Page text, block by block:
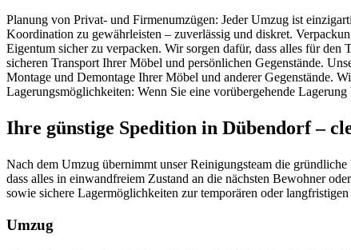
Planung von Privat- und Firmenumzügen: Jeder Umzug ist
Koordination zu gewährleisten – zuverlässig und diskret.
Eigentum sicher zu verpacken. Wir sorgen dafür, dass alles für
sicheren Transport Ihrer Möbel und persönlichen Gegenstände.
Montage und Demontage Ihrer Möbel und anderer Gegenstände.
Lagerungsmöglichkeiten: Wenn Sie eine vorübergehende
Ihre günstige Spedition in Dübendorf –
Nach dem Umzug übernimmt unser Reinigungsteam die
dass alles in einwandfreiem Zustand an die nächsten Bewohner
sowie sichere Lagermöglichkeiten zur temporären oder
Umzug